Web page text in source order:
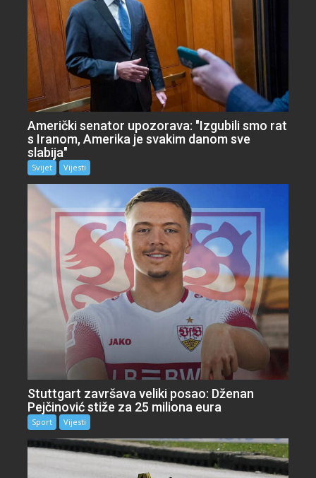
Američki senator upozorava: "Izgubili smo rat
s Iranom, Amerika je svakim danom sve
slabija"
Svijet Vijesti
Stuttgart završava veliki posao: Dženan
Pejčinović stiže za 25 miliona eura
Sport Vijesti